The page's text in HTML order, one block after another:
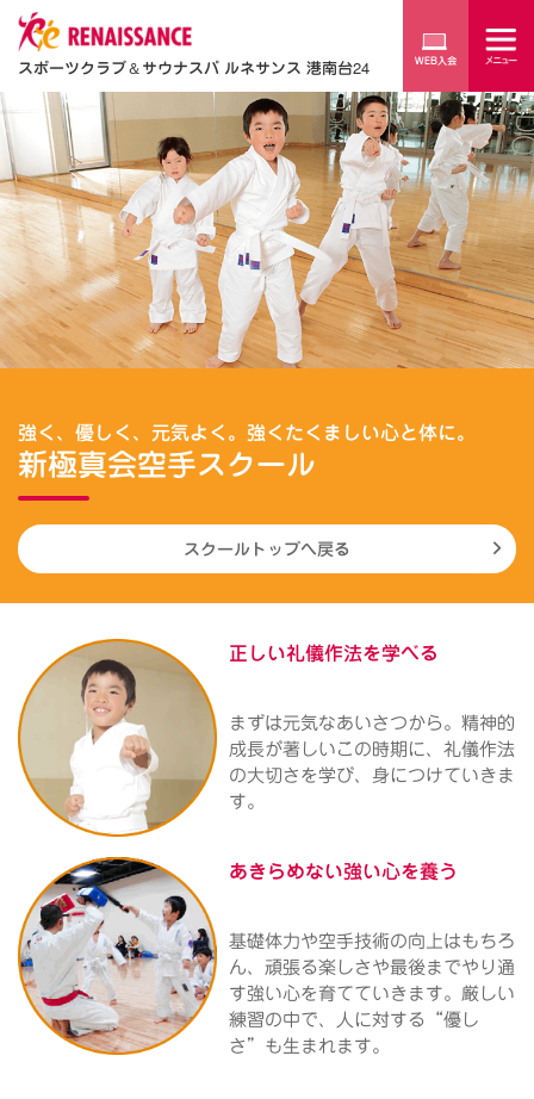
スポーツクラブ＆サウナスパ ルネサンス 港南台24
強く、優しく、元気よく。強くたくましい心と体に。
新極真会空手スクール
スクールトップへ戻る
正しい礼儀作法を学べる
まずは元気なあいさつから。精神的
成長が著しいこの時期に、礼儀作法
の大切さを学び、身につけていきま
す。
あきらめない強い心を養う
基礎体力や空手技術の向上はもちろ
ん、頑張る楽しさや最後までやり通
す強い心を育てていきます。厳しい
練習の中で、人に対する“優し
さ”も生まれます。